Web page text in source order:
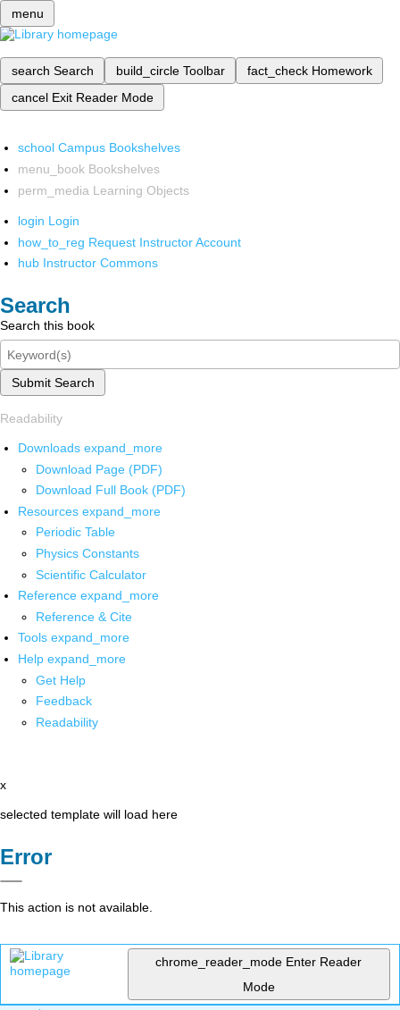
menu
search Search build_circle Toolbar fact_check Homework
cancel Exit Reader Mode
school Campus Bookshelves
menu_book Bookshelves
perm_media Learning Objects
login Login
how_to_reg Request Instructor Account
hub Instructor Commons
Search
Search this book
Submit Search
Readability
Downloads expand_more
Download Page (PDF)
Download Full Book (PDF)
Resources expand_more
Periodic Table
Physics Constants
Scientific Calculator
Reference expand_more
Reference & Cite
Tools expand_more
Help expand_more
Get Help
Feedback
Readability
x
selected template will load here
Error
This action is not available.
chrome_reader_mode Enter Reader
Mode